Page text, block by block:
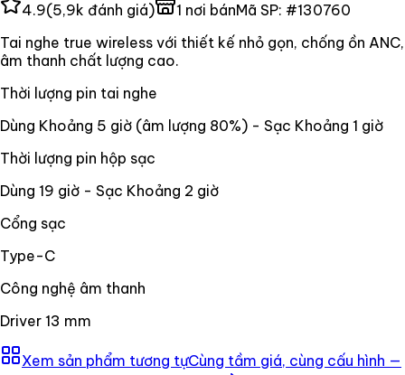
4.9(5,9k đánh giá) 1 nơi bánMã SP: #130760
Tai nghe true wireless với thiết kế nhỏ gọn, chống ồn ANC,
âm thanh chất lượng cao.
Thời lượng pin tai nghe
Dùng Khoảng 5 giờ (âm lượng 80%) - Sạc Khoảng 1 giờ
Thời lượng pin hộp sạc
Dùng 19 giờ - Sạc Khoảng 2 giờ
Cổng sạc
Type-C
Công nghệ âm thanh
Driver 13 mm
Xem sản phẩm tương tựCùng tầm giá, cùng cấu hình —